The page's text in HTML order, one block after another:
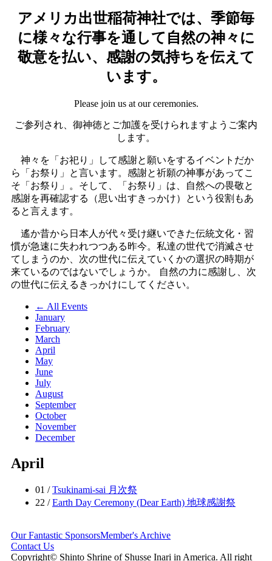
アメリカ出世稲荷神社では、季節毎
に様々な行事を通して自然の神々に
敬意を払い、感謝の気持ちを伝えて
います。
Please join us at our ceremonies.
ご参列され、御神徳とご加護を受けられますようご案内
します。
神々を「お祀り」して感謝と願いをするイベントだか
ら「お祭り」と言います。感謝と祈願の神事があってこ
そ「お祭り」。そして、「お祭り」は、自然への畏敬と
感謝を再確認する（思い出すきっかけ）という役割もあ
ると言えます。
遙か昔から日本人が代々受け継いできた伝統文化・習
慣が急速に失われつつある昨今。私達の世代で消滅させ
てしまうのか、次の世代に伝えていくかの選択の時期が
来ているのではないでしょうか。 自然の力に感謝し、次
の世代に伝えるきっかけにしてください。
← All Events
January
February
March
April
May
June
July
August
September
October
November
December
April
01 /Tsukinami-sai 月次祭
22 /Earth Day Ceremony (Dear Earth) 地球感謝祭
Our Fantastic SponsorsMember's Archive
Contact Us
Copyright© Shinto Shrine of Shusse Inari in America. All right